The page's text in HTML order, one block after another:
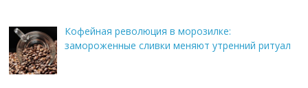
Кофейная революция в морозилке:
замороженные сливки меняют утренний ритуал